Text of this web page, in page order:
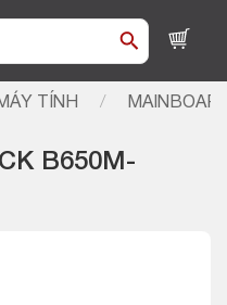
TÍNH /
B650M-